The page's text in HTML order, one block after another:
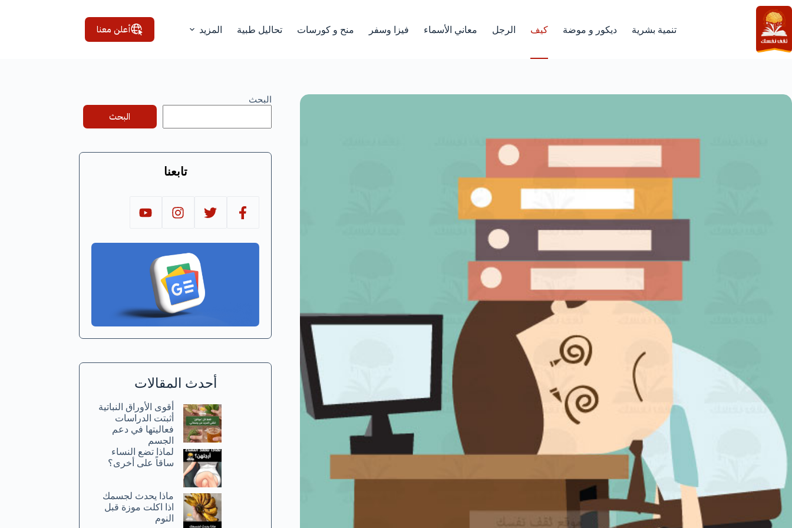
التجاوز
إلى
المحتوى
تنمية بشرية ديكور و موضة كيف الرجل معاني الأسماء فيزا وسفر منح و كورسات تحاليل طبية المزيد أعلن معنا
البحث
البحث
تابعنا
أحدث المقالات
أقوى الأوراق النباتية
أثبتت الدراسات
فعاليتها في دعم
الجسم
لماذا تضع النساء
ساقاً على أخرى؟
ماذا يحدث لجسمك
اذا اكلت موزة قبل
النوم